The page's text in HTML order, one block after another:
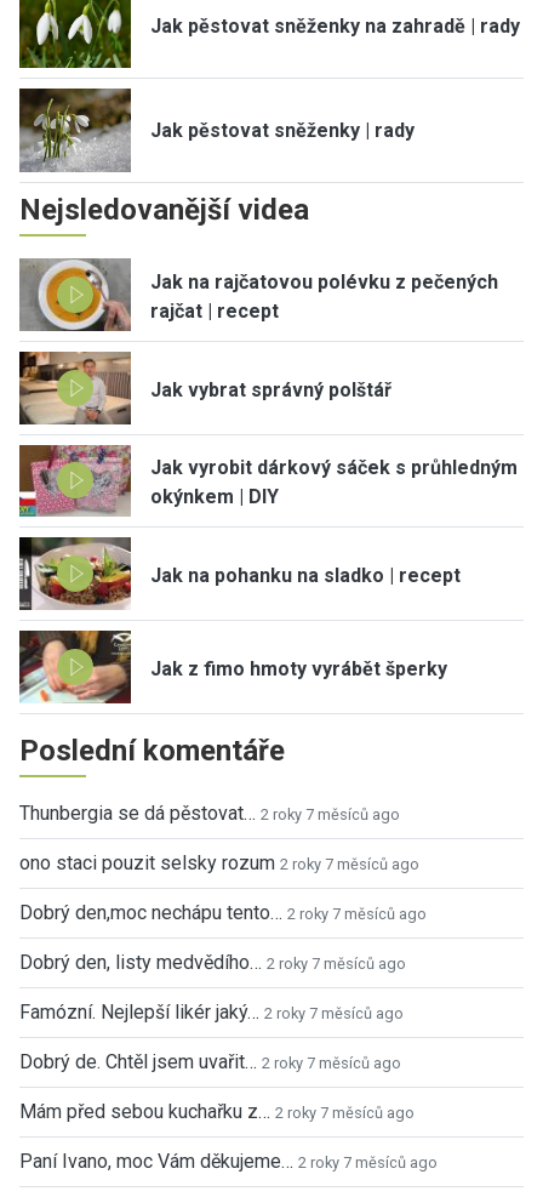
Jak pěstovat sněženky na zahradě | rady
Jak pěstovat sněženky | rady
Nejsledovanější videa
Jak na rajčatovou polévku z pečených
rajčat | recept
Jak vybrat správný polštář
Jak vyrobit dárkový sáček s průhledným
okýnkem | DIY
Jak na pohanku na sladko | recept
Jak z fimo hmoty vyrábět šperky
Poslední komentáře
Thunbergia se dá pěstovat… 2 roky 7 měsíců ago
ono staci pouzit selsky rozum 2 roky 7 měsíců ago
Dobrý den,moc nechápu tento… 2 roky 7 měsíců ago
Dobrý den, listy medvědího… 2 roky 7 měsíců ago
Famózní. Nejlepší likér jaký… 2 roky 7 měsíců ago
Dobrý de. Chtěl jsem uvařit… 2 roky 7 měsíců ago
Mám před sebou kuchařku z… 2 roky 7 měsíců ago
Paní Ivano, moc Vám děkujeme… 2 roky 7 měsíců ago